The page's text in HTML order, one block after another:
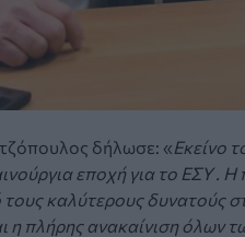
δήλωσε: «Εκείνο
εποχή για το ΕΣΥ
καλύτερους δυνατούς
η πλήρης ανακαίνιση